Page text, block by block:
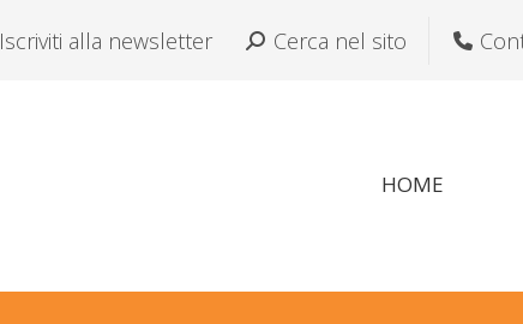
Iscriviti alla newsletter Cerca:Cerca nel sito
HOME